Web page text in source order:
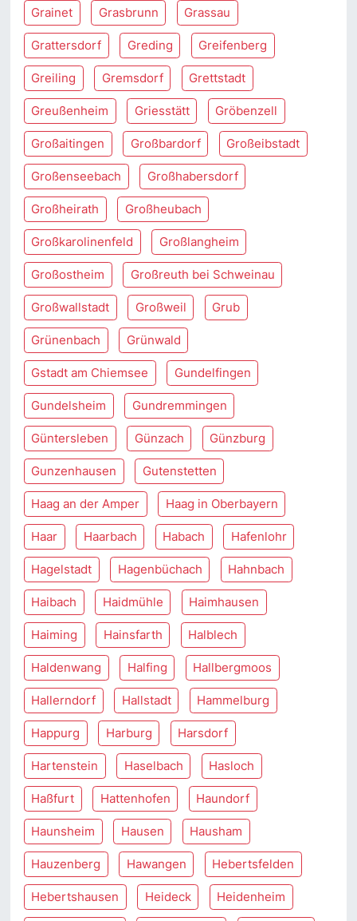
Grainet Grasbrunn Grassau
Grattersdorf Greding Greifenberg
Greiling Gremsdorf Grettstadt
Greußenheim Griesstätt Gröbenzell
Großaitingen Großbardorf Großeibstadt
Großenseebach Großhabersdorf
Großheirath Großheubach
Großkarolinenfeld Großlangheim
Großostheim Großreuth bei Schweinau
Großwallstadt Großweil Grub
Grünenbach Grünwald
Gstadt am Chiemsee Gundelfingen
Gundelsheim Gundremmingen
Güntersleben Günzach Günzburg
Gunzenhausen Gutenstetten
Haag an der Amper Haag in Oberbayern
Haar Haarbach Habach Hafenlohr
Hagelstadt Hagenbüchach Hahnbach
Haibach Haidmühle Haimhausen
Haiming Hainsfarth Halblech
Haldenwang Halfing Hallbergmoos
Hallerndorf Hallstadt Hammelburg
Happurg Harburg Harsdorf
Hartenstein Haselbach Hasloch
Haßfurt Hattenhofen Haundorf
Haunsheim Hausen Hausham
Hauzenberg Hawangen Hebertsfelden
Hebertshausen Heideck Heidenheim